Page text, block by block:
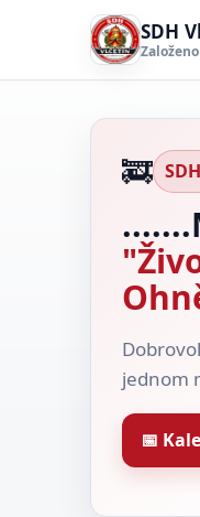
SDH
🚒
jednom
📅